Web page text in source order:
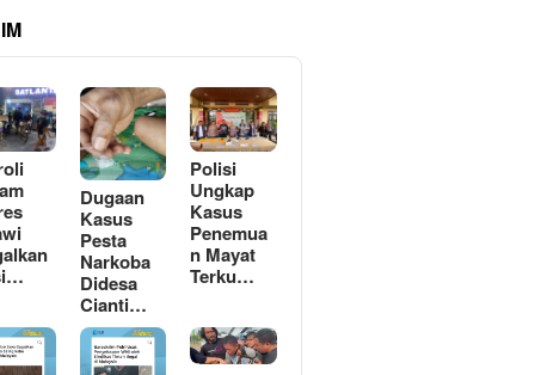
Dugaan
Kasus
Pesta
Narkoba
Didesa
Cianti…
Polisi
Ungkap
Kasus
Penemua
n Mayat
Terku…